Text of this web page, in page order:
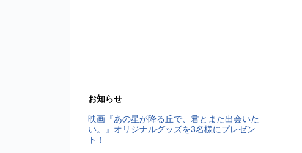
お知らせ
映画『あの星が降る丘で、君とまた出会いた
い。』オリジナルグッズを3名様にプレゼン
ト！